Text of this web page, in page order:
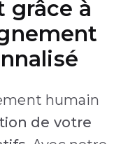
grâce à
humain
de votre